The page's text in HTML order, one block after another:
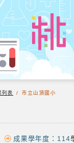
列表 / 市立山頂國小
成果學年度：114